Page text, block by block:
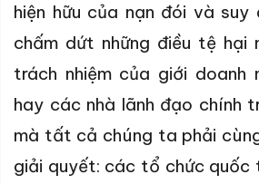
hiện hữu của nạn đói và suy
chấm dứt những điều tệ hại
trách nhiệm của giới doanh
hay các nhà lãnh đạo chính
mà tất cả chúng ta phải
giải quyết: các tổ chức quốc